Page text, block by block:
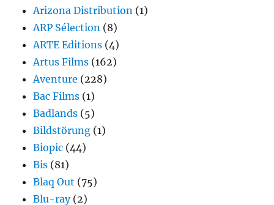
Arizona Distribution (1)
ARP Sélection (8)
ARTE Editions (4)
Artus Films (162)
Aventure (228)
Bac Films (1)
Badlands (5)
Bildstörung (1)
Biopic (44)
Bis (81)
Blaq Out (75)
Blu-ray(2)